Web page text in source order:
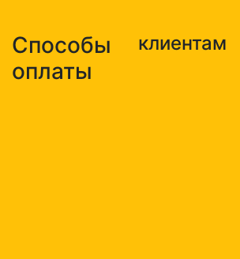
Способы
оплаты
клиентам